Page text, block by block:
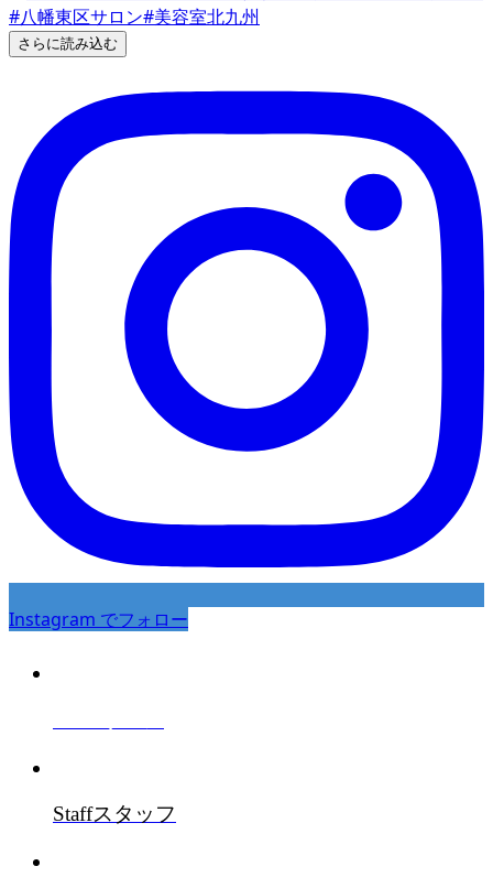
さらに読み込む
Instagram でフォロー
Staffスタッフ